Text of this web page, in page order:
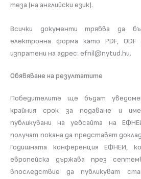
теза (на английски език).
Всички документи трябва да
електронна форма като PDF, ODF
изпратени на адрес: efnil@nytud.hu.
Обявяване на резултатите
Победителите ще бъдат
крайния срок за подаване и
публикувани на уебсайта на
получат покана да представят
Годишната конференция ЕФНЕИ,
европейска държава през
впоследствие да публикуват